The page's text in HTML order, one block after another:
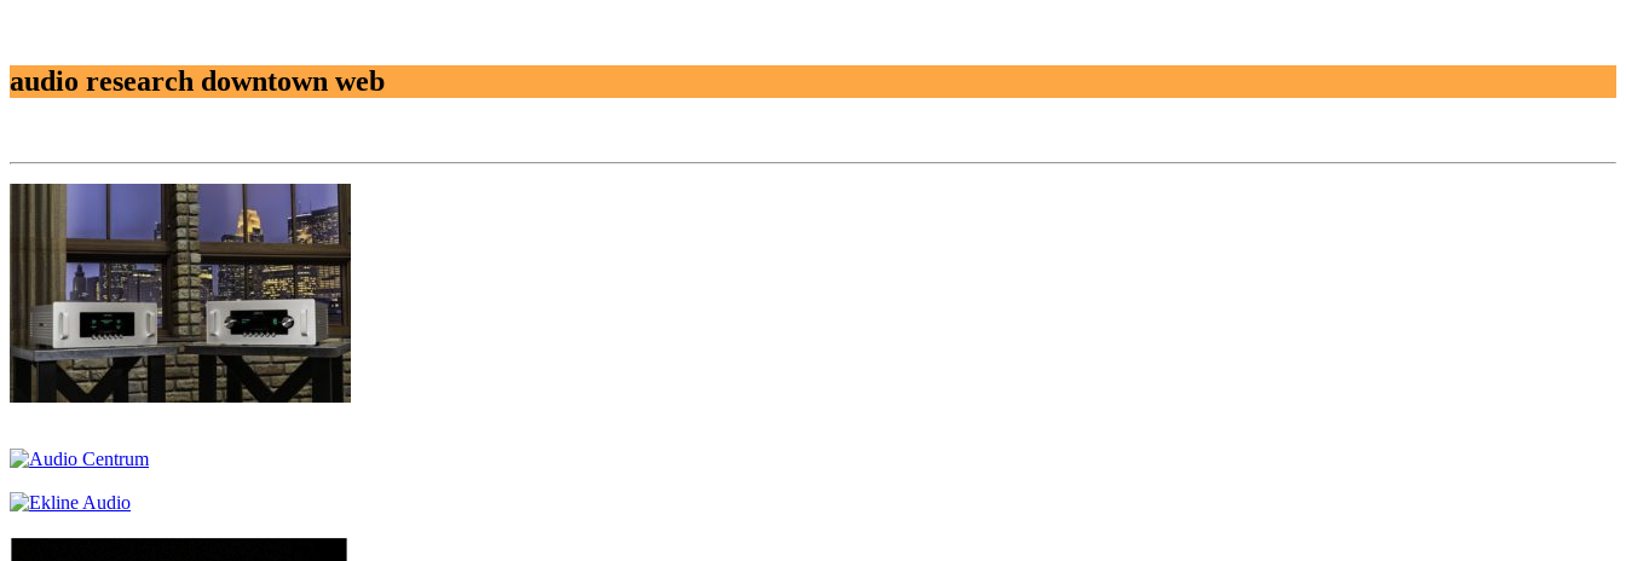
audio research downtown web